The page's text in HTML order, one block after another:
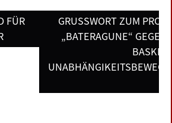
FÜR
GRUSSWORT ZUM
BATERAGUNE“ GEGEN